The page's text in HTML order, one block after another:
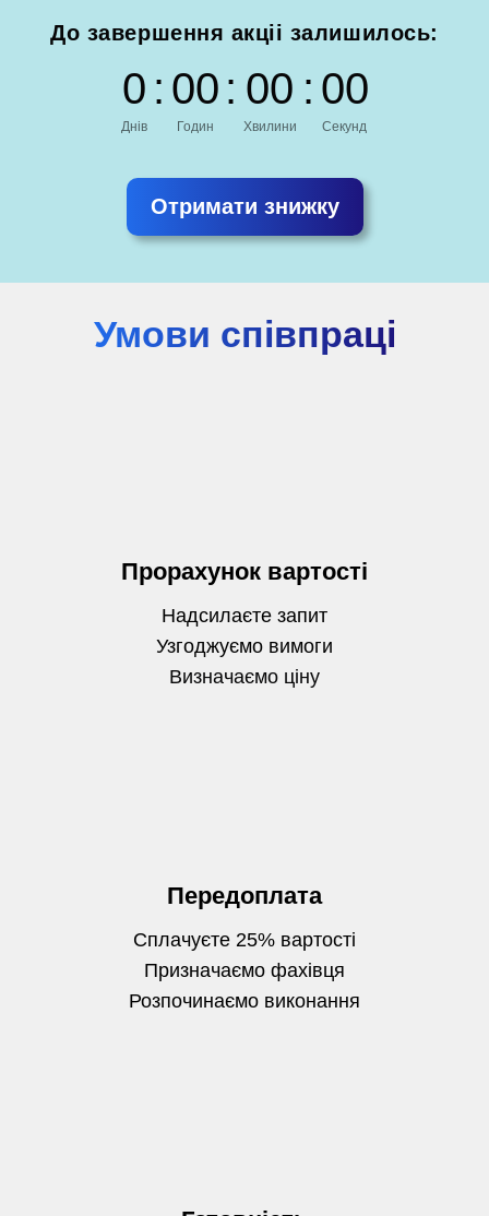
До завершення акціі залишилось:
0
Днів
: 00
Годин
: 00
Хвилини
: 00
Секунд
Отримати знижку
Умови співпраці
Прорахунок вартості
Надсилаєте запит
Узгоджуємо вимоги
Визначаємо ціну
Передоплата
Сплачуєте 25% вартості
Призначаємо фахівця
Розпочинаємо виконання